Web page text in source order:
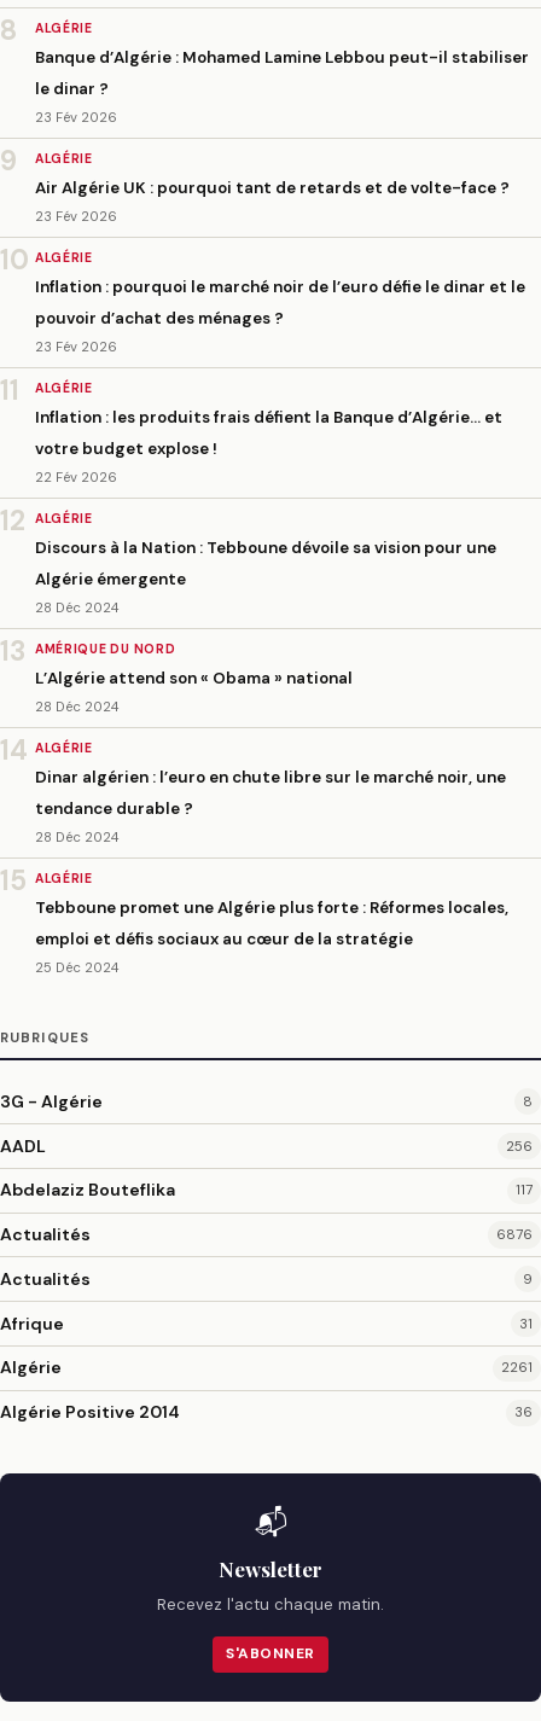
8 ALGÉRIE
Banque d’Algérie : Mohamed Lamine Lebbou peut-il stabiliser
le dinar ?
23 Fév 2026
9 ALGÉRIE
Air Algérie UK : pourquoi tant de retards et de volte-face ?
23 Fév 2026
10 ALGÉRIE
Inflation : pourquoi le marché noir de l’euro défie le dinar et le
pouvoir d’achat des ménages ?
23 Fév 2026
11 ALGÉRIE
Inflation : les produits frais défient la Banque d’Algérie… et
votre budget explose !
22 Fév 2026
12 ALGÉRIE
Discours à la Nation : Tebboune dévoile sa vision pour une
Algérie émergente
28 Déc 2024
13 AMÉRIQUE DU NORD
L’Algérie attend son « Obama » national
28 Déc 2024
14 ALGÉRIE
Dinar algérien : l’euro en chute libre sur le marché noir, une
tendance durable ?
28 Déc 2024
15 ALGÉRIE
Tebboune promet une Algérie plus forte : Réformes locales,
emploi et défis sociaux au cœur de la stratégie
25 Déc 2024
RUBRIQUES
3G - Algérie 8
AADL 256
Abdelaziz Bouteflika 117
Actualités 6876
Actualités 9
Afrique 31
Algérie 2261
Algérie Positive 2014 36
📬
Newsletter
Recevez l'actu chaque matin.
S'ABONNER